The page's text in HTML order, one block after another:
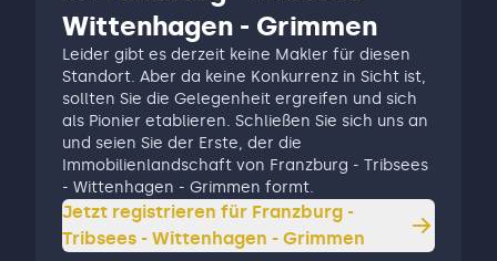
Wittenhagen - Grimmen
Leider gibt es derzeit keine Makler für diesen
Standort. Aber da keine Konkurrenz in Sicht ist,
sollten Sie die Gelegenheit ergreifen und sich
als Pionier etablieren. Schließen Sie sich uns an
und seien Sie der Erste, der die
Immobilienlandschaft von Franzburg - Tribsees
- Wittenhagen - Grimmen formt.
Jetzt registrieren für Franzburg -
Tribsees - Wittenhagen - Grimmen